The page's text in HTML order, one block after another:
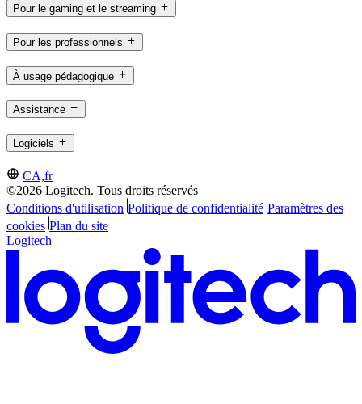
Pour le gaming et le streaming
Pour les professionnels
À usage pédagogique
Assistance
Logiciels
CA,fr
©2026 Logitech. Tous droits réservés
Conditions d'utilisation Politique de confidentialité Paramètres des
cookies Plan du site
Logitech